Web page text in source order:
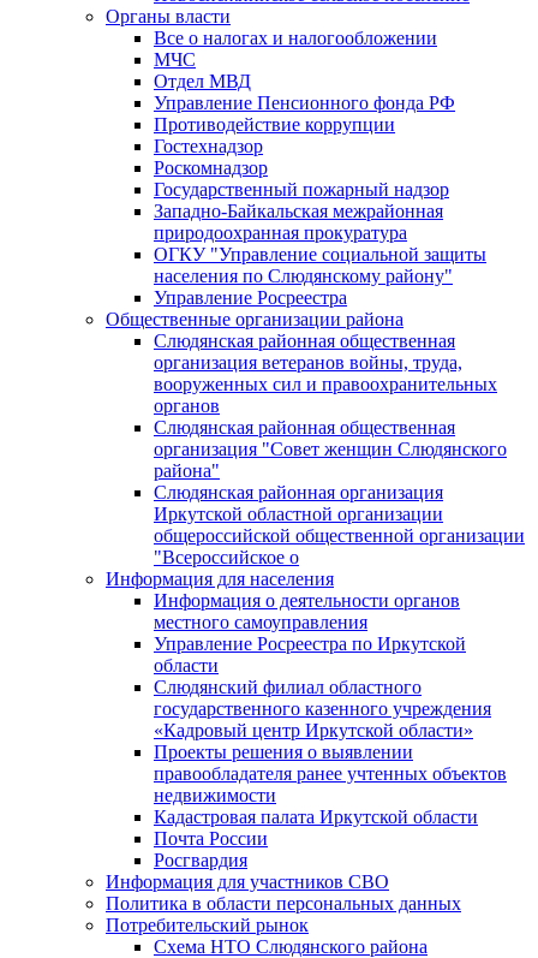
Органы власти
Все о налогах и налогообложении
МЧС
Отдел МВД
Управление Пенсионного фонда РФ
Противодействие коррупции
Гостехнадзор
Роскомнадзор
Государственный пожарный надзор
Западно-Байкальская межрайонная
природоохранная прокуратура
ОГКУ "Управление социальной защиты
населения по Слюдянскому району"
Управление Росреестра
Общественные организации района
Слюдянская районная общественная
организация ветеранов войны, труда,
вооруженных сил и правоохранительных
органов
Слюдянская районная общественная
организация "Совет женщин Слюдянского
района"
Слюдянская районная организация
Иркутской областной организации
общероссийской общественной организации
"Всероссийское о
Информация для населения
Информация о деятельности органов
местного самоуправления
Управление Росреестра по Иркутской
области
Слюдянский филиал областного
государственного казенного учреждения
«Кадровый центр Иркутской области»
Проекты решения о выявлении
правообладателя ранее учтенных объектов
недвижимости
Кадастровая палата Иркутской области
Почта России
Росгвардия
Информация для участников СВО
Политика в области персональных данных
Потребительский рынок
Схема НТО Слюдянского района